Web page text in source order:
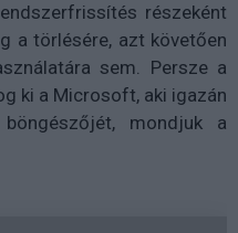
részeként
a törlésére, azt követően
sem. Persze a
ki a Microsoft, aki igazán
mondjuk a